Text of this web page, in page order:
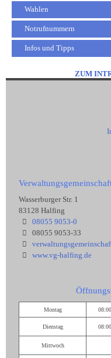
Wahlen
Notrufnummern
Infos und Tipps
ZUM
Wasserburger Str. 1
83128 Halfing
08055 9053-0
08055 9053-33
www.vg-halfing.de
Montag
Dienstag
Mittwoch